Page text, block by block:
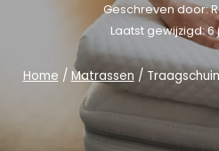
Geschreven door:
Laatst gewijzigd:6
Home / Matrassen /